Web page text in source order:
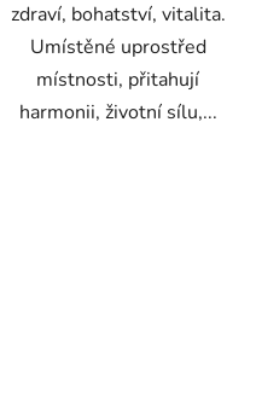
zdraví, bohatství, vitalita.
Umístěné uprostřed
místnosti, přitahují
harmonii, životní sílu,...